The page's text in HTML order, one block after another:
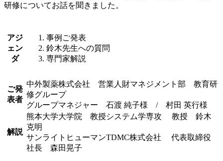
研修についてお話を聞きました。
アジ
ェン
ダ
事例ご発表
鈴木先生への質問
専門家解説
ご発
表者
中外製薬株式会社 営業人財マネジメント部 教育研
修グループ
グループマネジャー 石渡 純子様 / 村田 英行様
解説
熊本大学大学院 教授システム学専攻 教授 鈴木
克明
サンライトヒューマンTDMC株式会社 代表取締役
社長 森田晃子